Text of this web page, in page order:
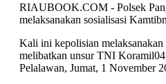
RIAUBOOK.COM - Polsek
melaksanakan sosialisasi
Kali ini kepolisian melaksanakan
melibatkan unsur TNI
Pelalawan, Jumat, 1 November